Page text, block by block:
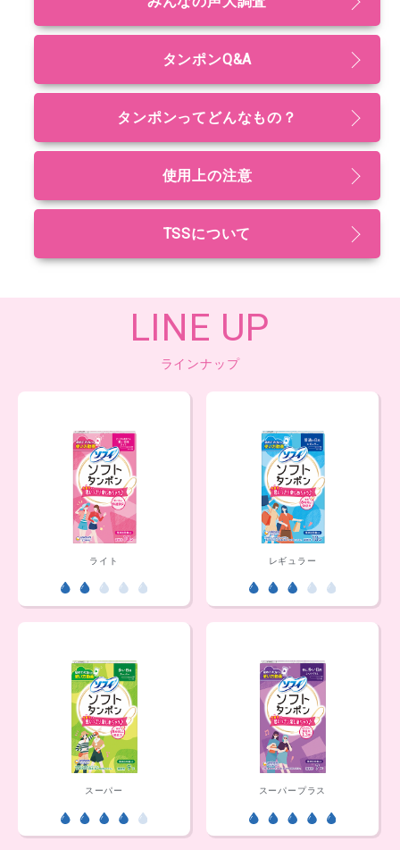
タンポンQ&A
タンポンってどんなもの？
使用上の注意
TSSについて
LINE UP
ラインナップ
ライト レギュラー
スーパー スーパープラス